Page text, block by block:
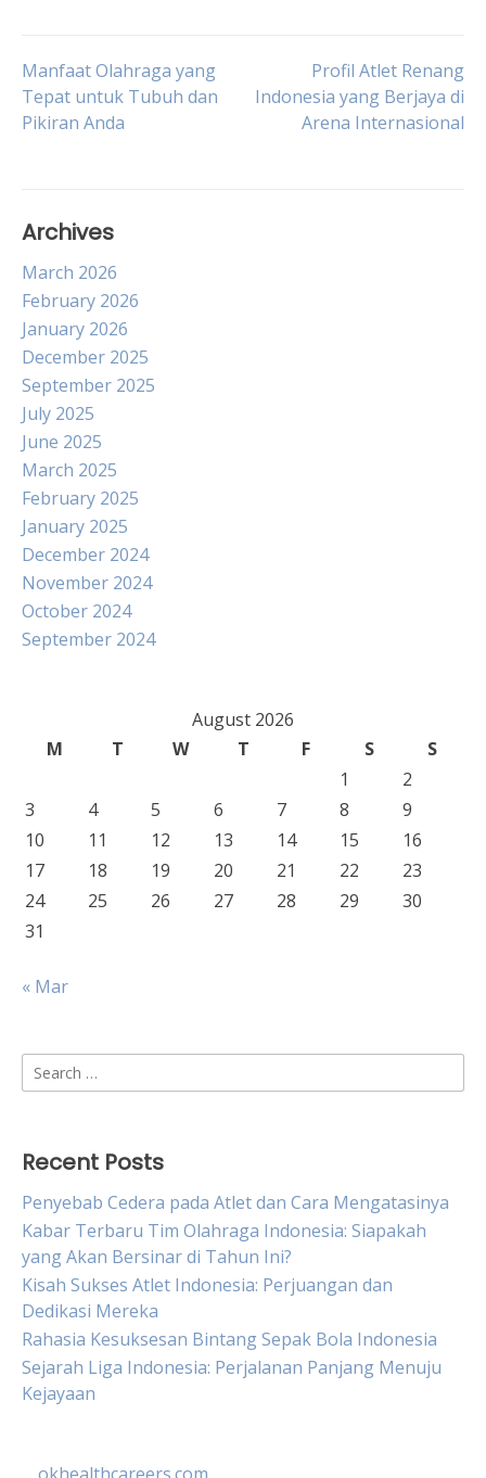
Post
navigation
Manfaat Olahraga yang
Tepat untuk Tubuh dan
Pikiran Anda
Profil Atlet Renang
Indonesia yang Berjaya di
Arena Internasional
Archives
March 2026
February 2026
January 2026
December 2025
September 2025
July 2025
June 2025
March 2025
February 2025
January 2025
December 2024
November 2024
October 2024
September 2024
August 2026
M
T W T F S
S
1
2
3
4 5 6 7 8
9
10
11 12 13 14 15
16
17
18 19 20 21 22
23
24
25 26 27 28 29
30
31
« Mar
Search
for:
Recent Posts
Penyebab Cedera pada Atlet dan Cara Mengatasinya
Kabar Terbaru Tim Olahraga Indonesia: Siapakah
yang Akan Bersinar di Tahun Ini?
Kisah Sukses Atlet Indonesia: Perjuangan dan
Dedikasi Mereka
Rahasia Kesuksesan Bintang Sepak Bola Indonesia
Sejarah Liga Indonesia: Perjalanan Panjang Menuju
Kejayaan